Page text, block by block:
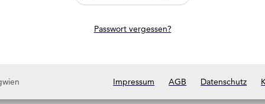
Passwort vergessen?
Impressum AGB Datenschutz